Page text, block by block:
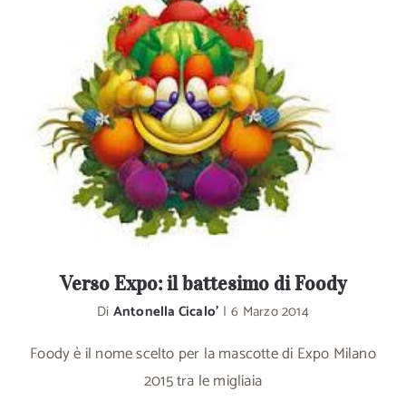
Verso Expo: il battesimo di Foody
Di Antonella Cicalo' | 6 Marzo 2014
Foody è il nome scelto per la mascotte di Expo Milano
2015 tra le migliaia